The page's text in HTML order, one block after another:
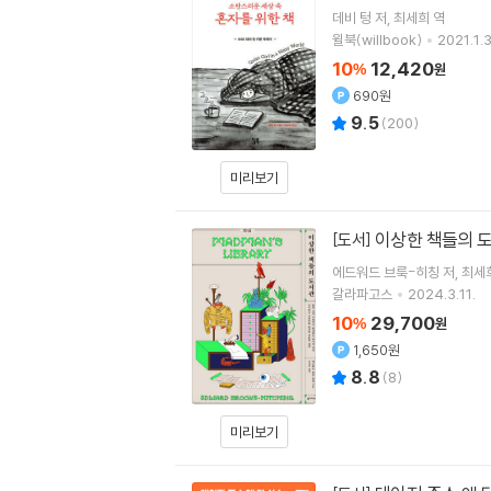
미리보기
데비 텅 저 최세희 역
윌북(willbook)
10% 12,420원
690원
9.5(200)
미리보기
[도서] 이상한 책들의
에드워드 브룩-히칭 저 최세
갈라파고스
2024.3.11.
10% 29,700원
1,650원
8.8 (8)